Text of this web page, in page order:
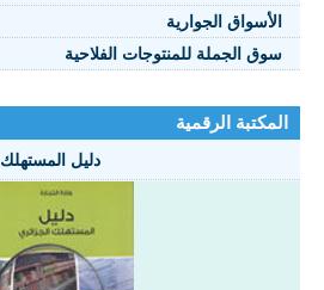
الأسواق الجوارية
سوق الجملة للمنتوجات الفلاحية
المكتبة الرقمية
دليل المستهلك